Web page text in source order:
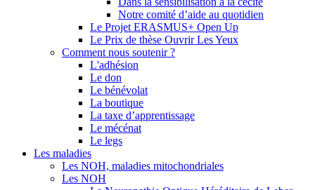
Notre comité d’aide au quotidien
Le Projet ERASMUS+ Open Up
Le Prix de thèse Ouvrir Les Yeux
Comment nous soutenir ?
L'adhésion
Le don
Le bénévolat
La boutique
La taxe d’apprentissage
Le mécénat
Le legs
Les maladies
Les NOH, maladies mitochondriales
Les NOH